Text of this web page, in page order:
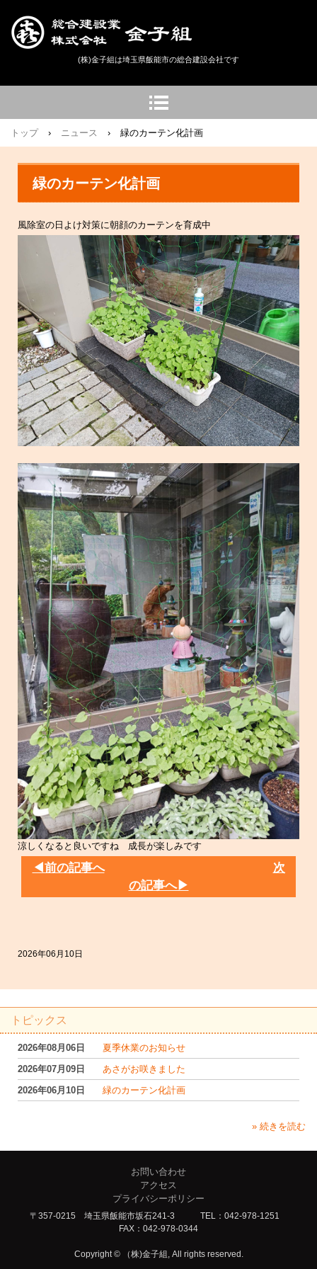
(株)金子組は埼玉県飯能市の総合建設会社です
トップ › ニュース › 緑のカーテン化計画
緑のカーテン化計画
風除室の日よけ対策に朝顔のカーテンを育成中
涼しくなると良いですね 成長が楽しみです
◀前の記事へ
次
の記事へ▶
2026年06月10日
トピックス
2026年08月06日
夏季休業のお知らせ
2026年07月09日
あさがお咲きました
2026年06月10日
緑のカーテン化計画
» 続きを読む
お問い合わせ
アクセス
プライバシーポリシー
〒357-0215 埼玉県飯能市坂石241-3 TEL：042-978-1251
FAX：042-978-0344
Copyright © （株)金子組, All rights reserved.